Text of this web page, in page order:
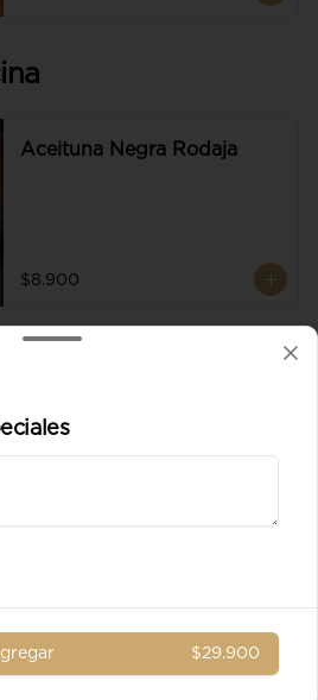
Aceituna Negra Rodaja
$8.900
$29.900